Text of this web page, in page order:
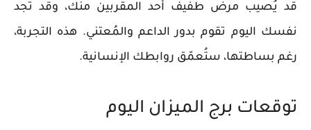
قد يُصيب مرض طفيف أحد المقربين منك، وقد تجد
نفسك اليوم تقوم بدور الداعم والمُعتني. هذه التجربة،
رغم بساطتها، ستُعمّق روابطك الإنسانية.
توقعات برج الميزان اليوم